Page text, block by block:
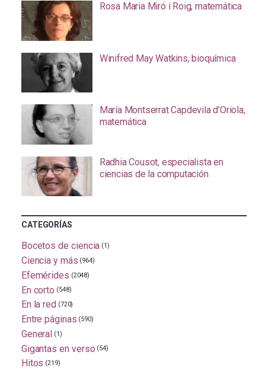
Rosa Maria Miró i Roig, matemática
Winifred May Watkins, bioquímica
María Montserrat Capdevila d’Oriola,
matemática
Radhia Cousot, especialista en
ciencias de la computación
CATEGORÍAS
Bocetos de ciencia (1)
Ciencia y más (964)
Efemérides (2048)
En corto (548)
En la red (720)
Entre páginas (590)
General (1)
Gigantas en verso (54)
Hitos (219)